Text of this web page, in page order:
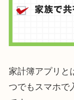
家計簿アプリと
つでもスマホで